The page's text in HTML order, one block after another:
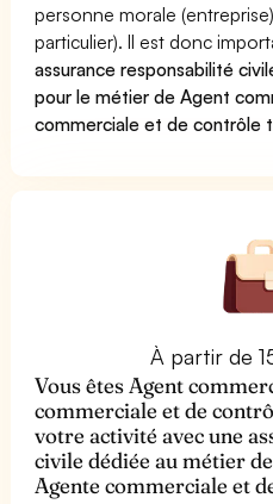
personne morale
particulier). Il est donc
assurance responsabilité
pour le métier de Agent
commerciale et de contrôle
À partir de
Vous êtes Agent
commerciale et de
votre activité avec une
civile dédiée au métier
Agente commerciale et